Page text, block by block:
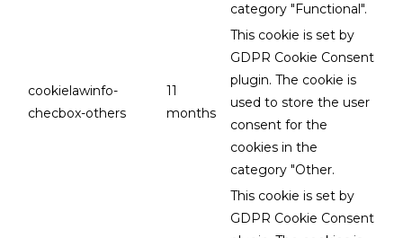
category "Functional".
cookielawinfo-
checbox-others
11
months
This cookie is set by
GDPR Cookie Consent
plugin. The cookie is
used to store the user
consent for the
cookies in the
category "Other.
This cookie is set by
GDPR Cookie Consent